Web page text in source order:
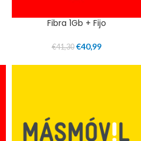
Fibra 1Gb + Fijo
€41,30 €40,99